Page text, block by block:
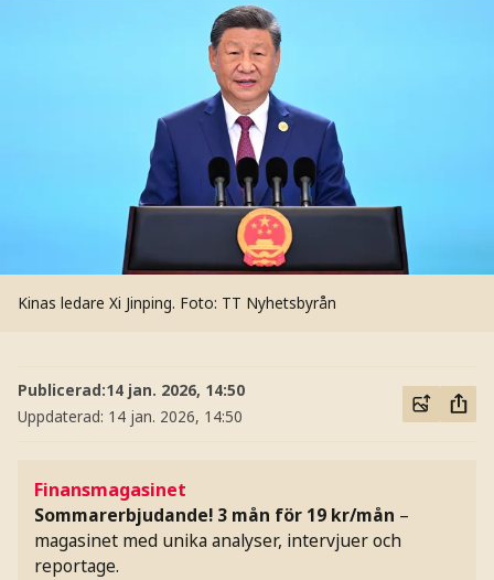
Kinas ledare Xi Jinping. Foto: TT Nyhetsbyrån
Publicerad:14 jan. 2026, 14:50
Uppdaterad: 14 jan. 2026, 14:50
Finansmagasinet
Sommarerbjudande! 3 mån för 19 kr/mån –
magasinet med unika analyser, intervjuer och
reportage.